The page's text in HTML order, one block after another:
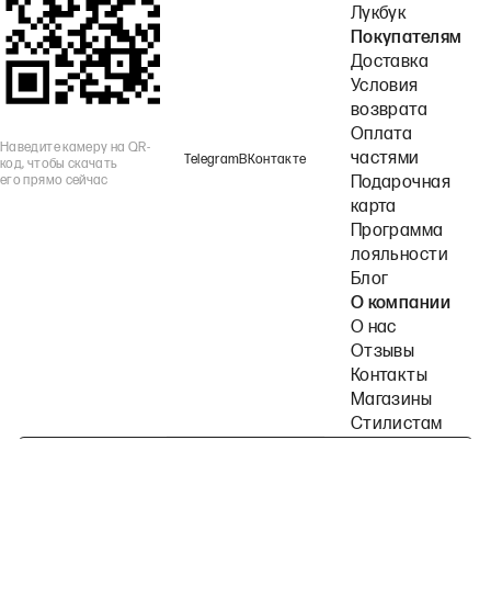
Наведите камеру на QR-
код, чтобы скачать
его прямо сейчас
TelegramВКонтакте
Лукбук
Покупателям
Доставка
Условия
возврата
Оплата
частями
Подарочная
карта
Программа
лояльности
Блог
О компании
О нас
Отзывы
Контакты
Магазины
Стилистам